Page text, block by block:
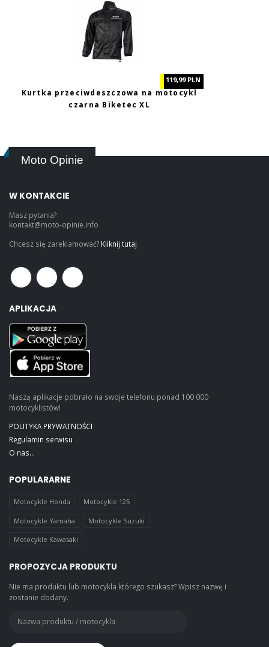
119,99 PLN
Kurtka przeciwdeszczowa na motocykl
czarna Biketec XL
Moto Opinie
W KONTAKCIE
Masz pytania?
kontakt@moto-opinie.info
Chcesz się zareklamować? Kliknij tutaj
APLIKACJA
Naszą aplikacje pobrało na swoje telefonu ponad 100 000
motocyklistów!
POLITYKA PRYWATNOŚCI
Regulamin serwisu
O nas...
POPULARARNE
Motocykle Honda Motocykle 125
Motocykle Yamaha Motocykle Suzuki
Motocykle Kawasaki
PROPOZYCJA PRODUKTU
Nie ma produktu lub motocykla którego szukasz? Wpisz nazwę i
zostanie dodany.